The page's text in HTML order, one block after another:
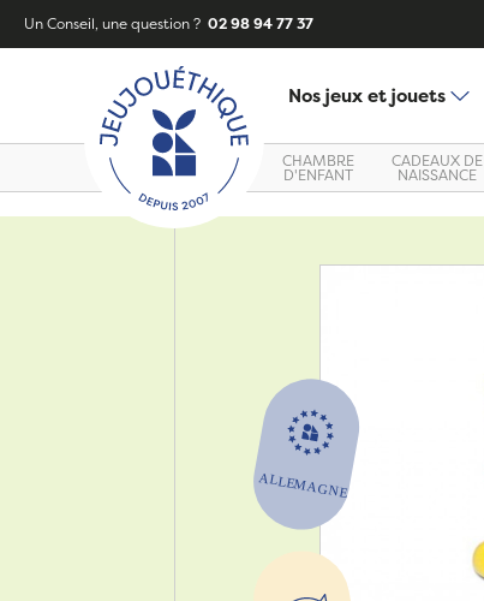
Un Conseil, une question ? 02 98 94 77 37
Nos jeux et jouets
CHAMBRE
D'ENFANT
CADEAUX DE
NAISSANCE